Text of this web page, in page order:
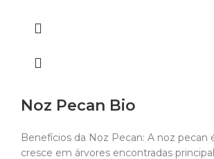
Noz Pecan Bio
Benefícios da Noz Pecan: A noz pecan
cresce em árvores encontradas